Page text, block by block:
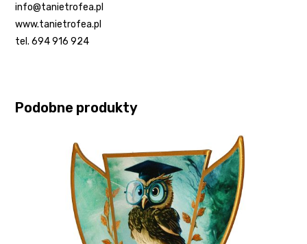
info@tanietrofea.pl
www.tanietrofea.pl
tel. 694 916 924
Podobne produkty